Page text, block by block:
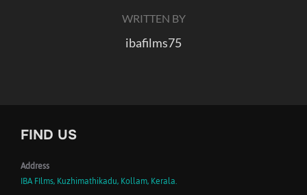
WRITTEN BY
ibafilms75
FIND US
Address
IBA FIlms, Kuzhimathikadu, Kollam, Kerala.